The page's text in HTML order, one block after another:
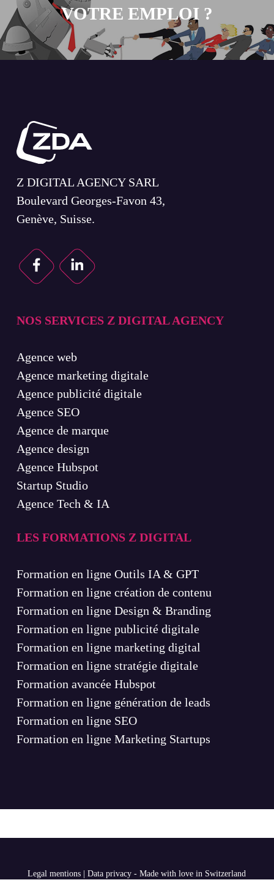
VOTRE EMPLOI ?
Z DIGITAL AGENCY SARL
Boulevard Georges-Favon 43,
Genève, Suisse.
NOS SERVICES Z DIGITAL AGENCY
Agence web
Agence marketing digitale
Agence publicité digitale
Agence SEO
Agence de marque
Agence design
Agence Hubspot
Startup Studio
Agence Tech & IA
LES FORMATIONS Z DIGITAL
Formation en ligne Outils IA & GPT
Formation en ligne création de contenu
Formation en ligne Design & Branding
Formation en ligne publicité digitale
Formation en ligne marketing digital
Formation en ligne stratégie digitale
Formation avancée Hubspot
Formation en ligne génération de leads
Formation en ligne SEO
Formation en ligne Marketing Startups
Legal mentions |Data privacy - Made with love in Switzerland